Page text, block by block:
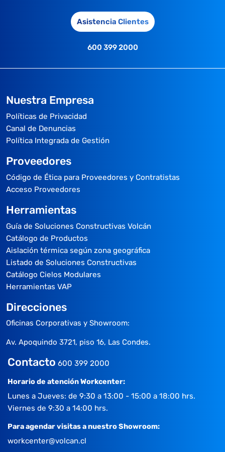
Asistencia Clientes
600 399 2000
Nuestra Empresa
Políticas de Privacidad
Canal de Denuncias
Política Integrada de Gestión
Proveedores
Código de Ética para Proveedores y Contratistas
Acceso Proveedores
Herramientas
Guía de Soluciones Constructivas Volcán
Catálogo de Productos
Aislación térmica según zona geográfica
Listado de Soluciones Constructivas
Catálogo Cielos Modulares
Herramientas VAP
Direcciones
Oficinas Corporativas y Showroom:
Av. Apoquindo 3721, piso 16, Las Condes.
Contacto 600 399 2000
Horario de atención Workcenter:
Lunes a Jueves: de 9:30 a 13:00 - 15:00 a 18:00 hrs.
Viernes de 9:30 a 14:00 hrs.
Para agendar visitas a nuestro Showroom:
workcenter@volcan.cl